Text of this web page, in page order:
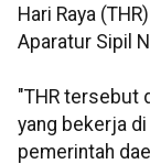
Hari Raya
Aparatur Sipil
"THR tersebut
yang bekerja
pemerintah